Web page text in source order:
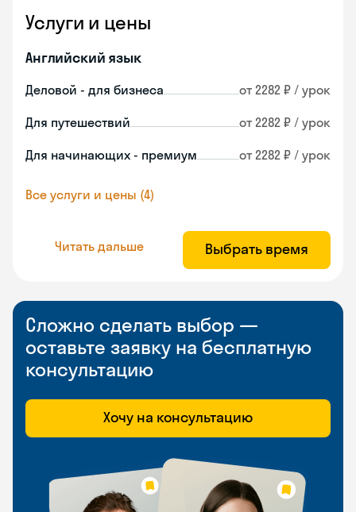
Услуги и цены
Английский язык
Деловой - для бизнеса от 2282 ₽ / урок
Для путешествий от 2282 ₽ / урок
Для начинающих - премиум от 2282 ₽ / урок
Все услуги и цены (4)
Читать дальше Выбрать время
Сложно сделать выбор —
оставьте заявку на бесплатную
консультацию
Хочу на консультацию